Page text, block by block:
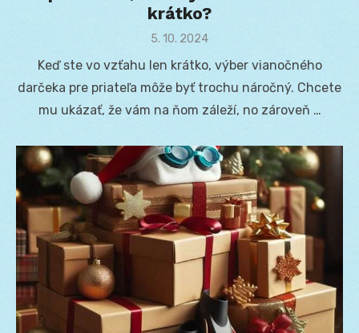
krátko?
Posted
5. 10. 2024
Keď ste vo vzťahu len krátko, výber vianočného
darčeka pre priateľa môže byť trochu náročný. Chcete
mu ukázať, že vám na ňom záleží, no zároveň …